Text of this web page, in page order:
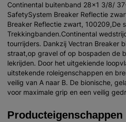
Continental buitenband 28x1 3/8/
SafetySystem Breaker Reflectie
Breaker Reflectie zwart, 100209,De
Trekkingbanden.Continental
tourrijders. Dankzij Vectran Breaker
straat,op gravel of op bospaden de
lekrijden. Door het uitgekiende
uitstekende roleigenschappen en
veilig van A naar B. De bionische,
voor maximale grip en een veilig
Producteigenschappen